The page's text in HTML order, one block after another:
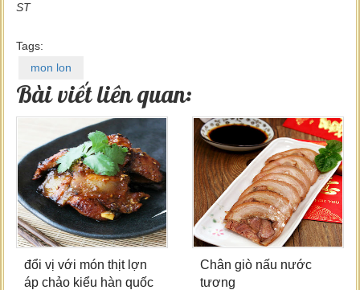
ST
Tags:
mon lon
Bài viết liên quan:
đổi vị với món thịt lợn
áp chảo kiểu hàn quốc
Chân giò nấu nước
tương